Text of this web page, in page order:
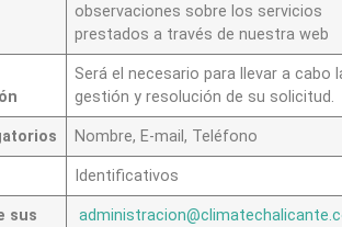
observaciones sobre los servicios
prestados a través de nuestra web
Será el necesario para llevar a cabo
gestión y resolución de su solicitud.
Nombre, E-mail, Teléfono
Identificativos
sus